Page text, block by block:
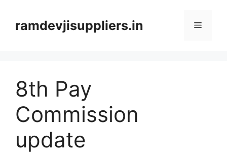
contentramdevjisuppliers.in Menu
8th Pay
Commission
update